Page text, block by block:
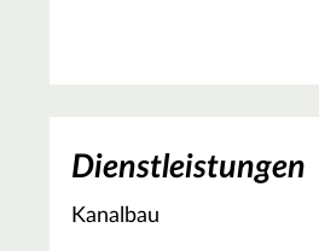
Dienstleistungen
Kanalbau